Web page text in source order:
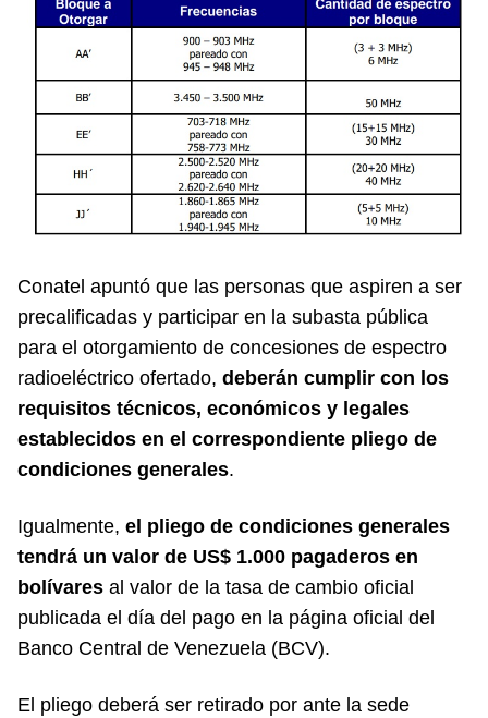
Conatel apuntó que las personas que aspiren a ser
precalificadas y participar en la subasta pública
para el otorgamiento de concesiones de espectro
radioeléctrico ofertado, deberán cumplir con los
requisitos técnicos, económicos y legales
establecidos en el correspondiente pliego de
condiciones generales.
Igualmente, el pliego de condiciones generales
tendrá un valor de US$ 1.000 pagaderos en
bolívares al valor de la tasa de cambio oficial
publicada el día del pago en la página oficial del
Banco Central de Venezuela (BCV).
El pliego deberá ser retirado por ante la sede